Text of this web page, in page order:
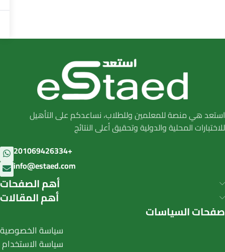
استعد هي منصة للمعلمين وللطلاب، نساعدكم على التأهيل
للاختبارات المحلية والدولية وتحقيق أعلى النتائج
201069426334+
info@estaed.com
أهم الصفحات
أهم المقالات
صفحات السياسات
سياسة الخصوصية
سياسة الاستخدام